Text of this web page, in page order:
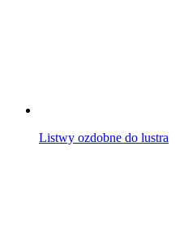
Listwy ozdobne do lustra